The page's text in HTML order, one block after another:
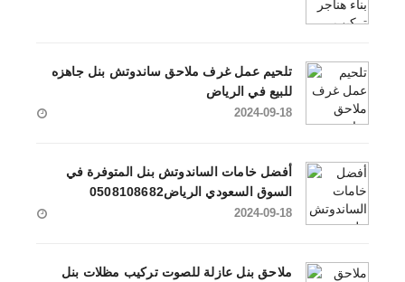
تلحيم عمل غرف ملاحق ساندوتش بنل جاهزه
للبيع في الرياض
2024-09-18
أفضل خامات الساندوتش بنل المتوفرة في
السوق السعودي الرياض0508108682
2024-09-18
ملاحق بنل عازلة للصوت تركيب مظلات بنل